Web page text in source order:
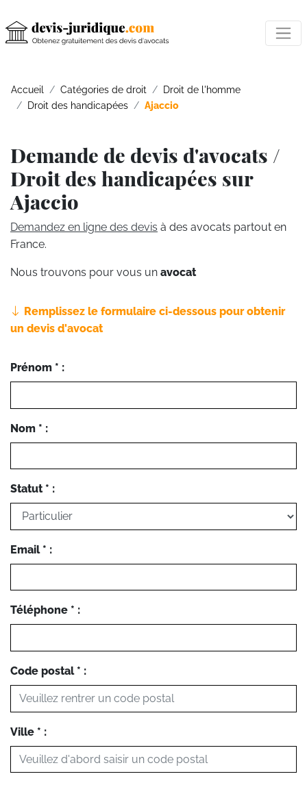
Accueil Catégories de droit
Droit de l'homme
Droit des handicapées
Ajaccio
Demande de devis d'avocats /
Droit des handicapées sur
Ajaccio
Demandez en ligne des devis à des avocats partout en
France.
Nous trouvons pour vous un avocat
Remplissez le formulaire ci-dessous pour obtenir
un devis d'avocat
Prénom * :
Nom * :
Statut * :
Email * :
Téléphone * :
Code postal * :
Ville * :